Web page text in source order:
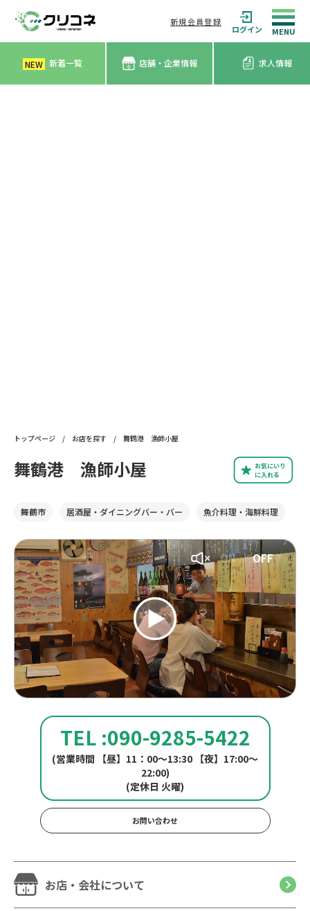
新規会員登録
ログイン
NEW 新着一覧 店舗・企業情報 求人情報
トップページ / お店を探す / 舞鶴港 漁師小屋
お気にいり
に入れる
舞鶴港 漁師小屋
舞鶴市 居酒屋・ダイニングバー・バー 魚介料理・海鮮料理
ON OFF
TEL :090-9285-5422
(営業時間 【昼】11：00〜13:30 【夜】17:00〜
22:00)
(定休日 火曜)
お問い合わせ
お店・会社について